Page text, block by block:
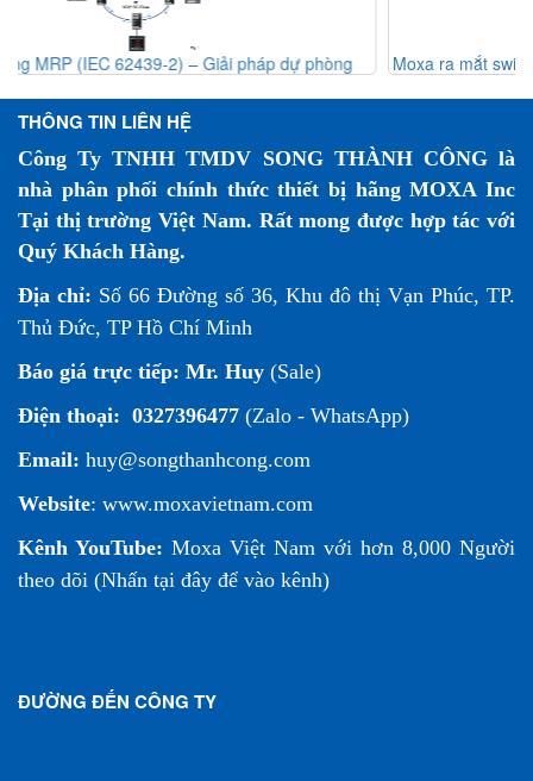
Moxa ra mắt switch Ethernet băng thông cao MRX-Q/G4064 và
THÔNG TIN LIÊN HỆ
Công Ty TNHH TMDV SONG THÀNH CÔNG là
nhà phân phối chính thức thiết bị hãng MOXA Inc
Tại thị trường Việt Nam. Rất mong được hợp tác với
Quý Khách Hàng.
Địa chỉ: Số 66 Đường số 36, Khu đô thị Vạn Phúc, TP.
Thủ Đức, TP Hồ Chí Minh
Báo giá trực tiếp: Mr. Huy (Sale)
Điện thoại: 0327396477 (Zalo - WhatsApp)
Email: huy@songthanhcong.com
Website: www.moxavietnam.com
Kênh YouTube: Moxa Việt Nam với hơn 8,000 Người
theo dõi (Nhấn tại đây để vào kênh)
ĐƯỜNG ĐẾN CÔNG TY